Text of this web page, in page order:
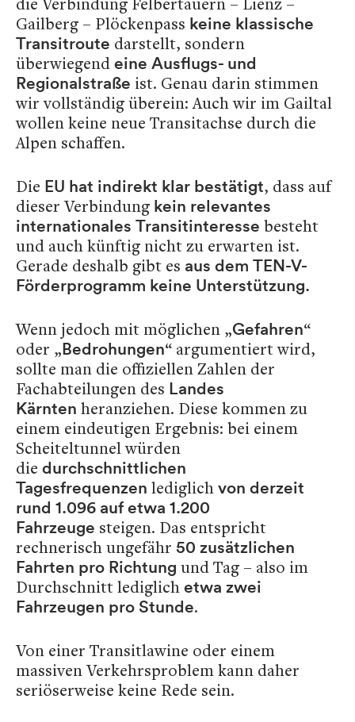
Gailberg – Plöckenpass keine klassische
Transitroute darstellt, sondern
überwiegend eine Ausflugs- und
Regionalstraße ist. Genau darin stimmen
wir vollständig überein: Auch wir im Gailtal
wollen keine neue Transitachse durch die
Alpen schaffen.
Die EU hat indirekt klar bestätigt, dass auf
dieser Verbindung kein relevantes
internationales Transitinteresse besteht
und auch künftig nicht zu erwarten ist.
Gerade deshalb gibt es aus dem TEN-V-
Förderprogramm keine Unterstützung.
Wenn jedoch mit möglichen „Gefahren“
oder „Bedrohungen“ argumentiert wird,
sollte man die offiziellen Zahlen der
Fachabteilungen des Landes
Kärnten heranziehen. Diese kommen zu
einem eindeutigen Ergebnis: bei einem
Scheiteltunnel würden
die durchschnittlichen
Tagesfrequenzen lediglich von derzeit
rund 1.096 auf etwa 1.200
Fahrzeuge steigen. Das entspricht
rechnerisch ungefähr 50 zusätzlichen
Fahrten pro Richtung und Tag – also im
Durchschnitt lediglich etwa zwei
Fahrzeugen pro Stunde.
Von einer Transitlawine oder einem
massiven Verkehrsproblem kann daher
seriöserweise keine Rede sein.